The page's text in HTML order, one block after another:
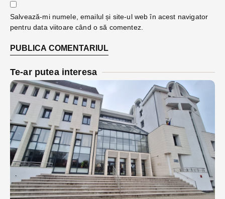
Salvează-mi numele, emailul și site-ul web în acest navigator
pentru data viitoare când o să comentez.
Te-ar putea interesa